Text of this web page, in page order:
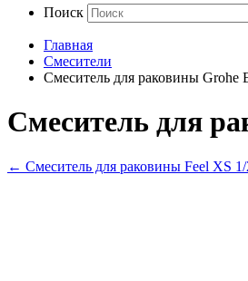
Поиск
Главная
Смесители
Смеситель для раковины
Смеситель для
← Смеситель для раковины Feel XS